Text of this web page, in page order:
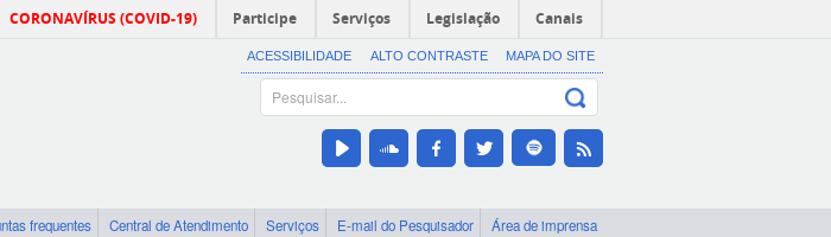
CORONAVÍRUS (COVID-19) Participe Serviços Legislação Canais
ACESSIBILIDADE ALTO CONTRASTE MAPA DO SITE
frequentes Central de Atendimento Serviços E-mail do Pesquisador Área de imprensa